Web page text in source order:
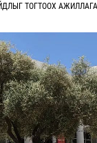
ТОГТООХ